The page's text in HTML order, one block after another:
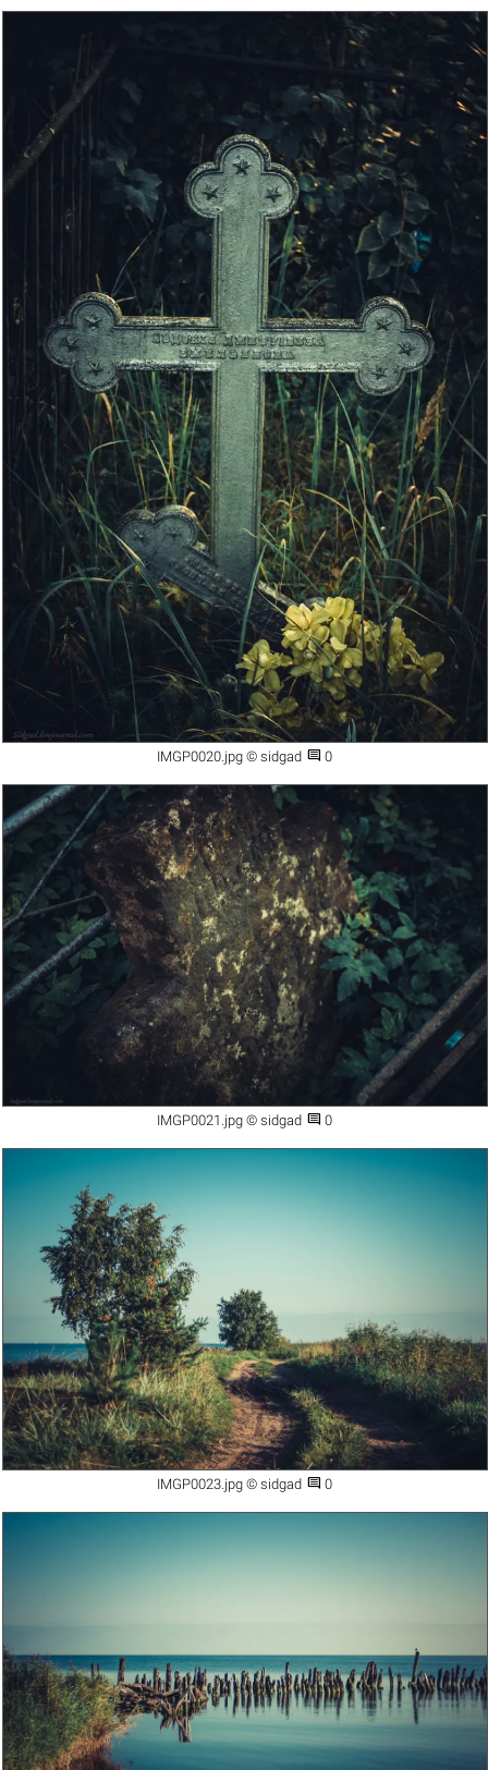
IMGP0020.jpg © sidgad  0
IMGP0021.jpg © sidgad  0
IMGP0023.jpg © sidgad  0